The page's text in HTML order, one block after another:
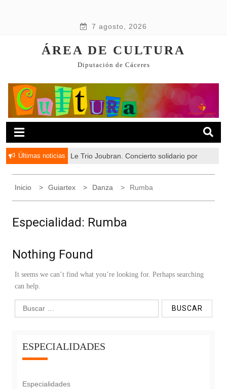
7 agosto, 2026
ÁREA DE CULTURA
Diputación de Cáceres
Últimas noticias
Le Trio Joubran. Concierto solidario por
Inicio Guiartex Danza Rumba
Especialidad: Rumba
Nothing Found
It seems we can’t find what you’re looking for. Perhaps searching
can help.
ESPECIALIDADES
Especialidades